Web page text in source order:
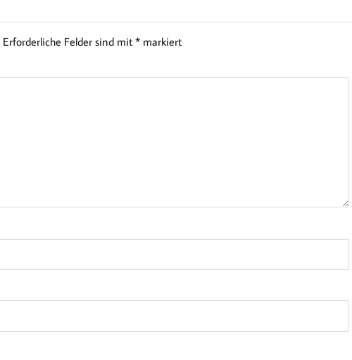
Erforderliche Felder sind mit *markiert